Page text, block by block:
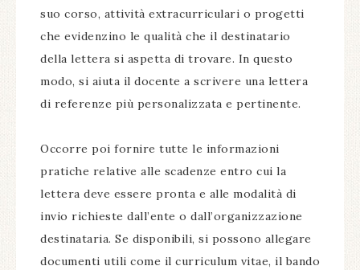
suo corso, attività extracurriculari o progetti
che evidenzino le qualità che il destinatario
della lettera si aspetta di trovare. In questo
modo, si aiuta il docente a scrivere una lettera
di referenze più personalizzata e pertinente.
Occorre poi fornire tutte le informazioni
pratiche relative alle scadenze entro cui la
lettera deve essere pronta e alle modalità di
invio richieste dall’ente o dall’organizzazione
destinataria. Se disponibili, si possono allegare
documenti utili come il curriculum vitae, il bando